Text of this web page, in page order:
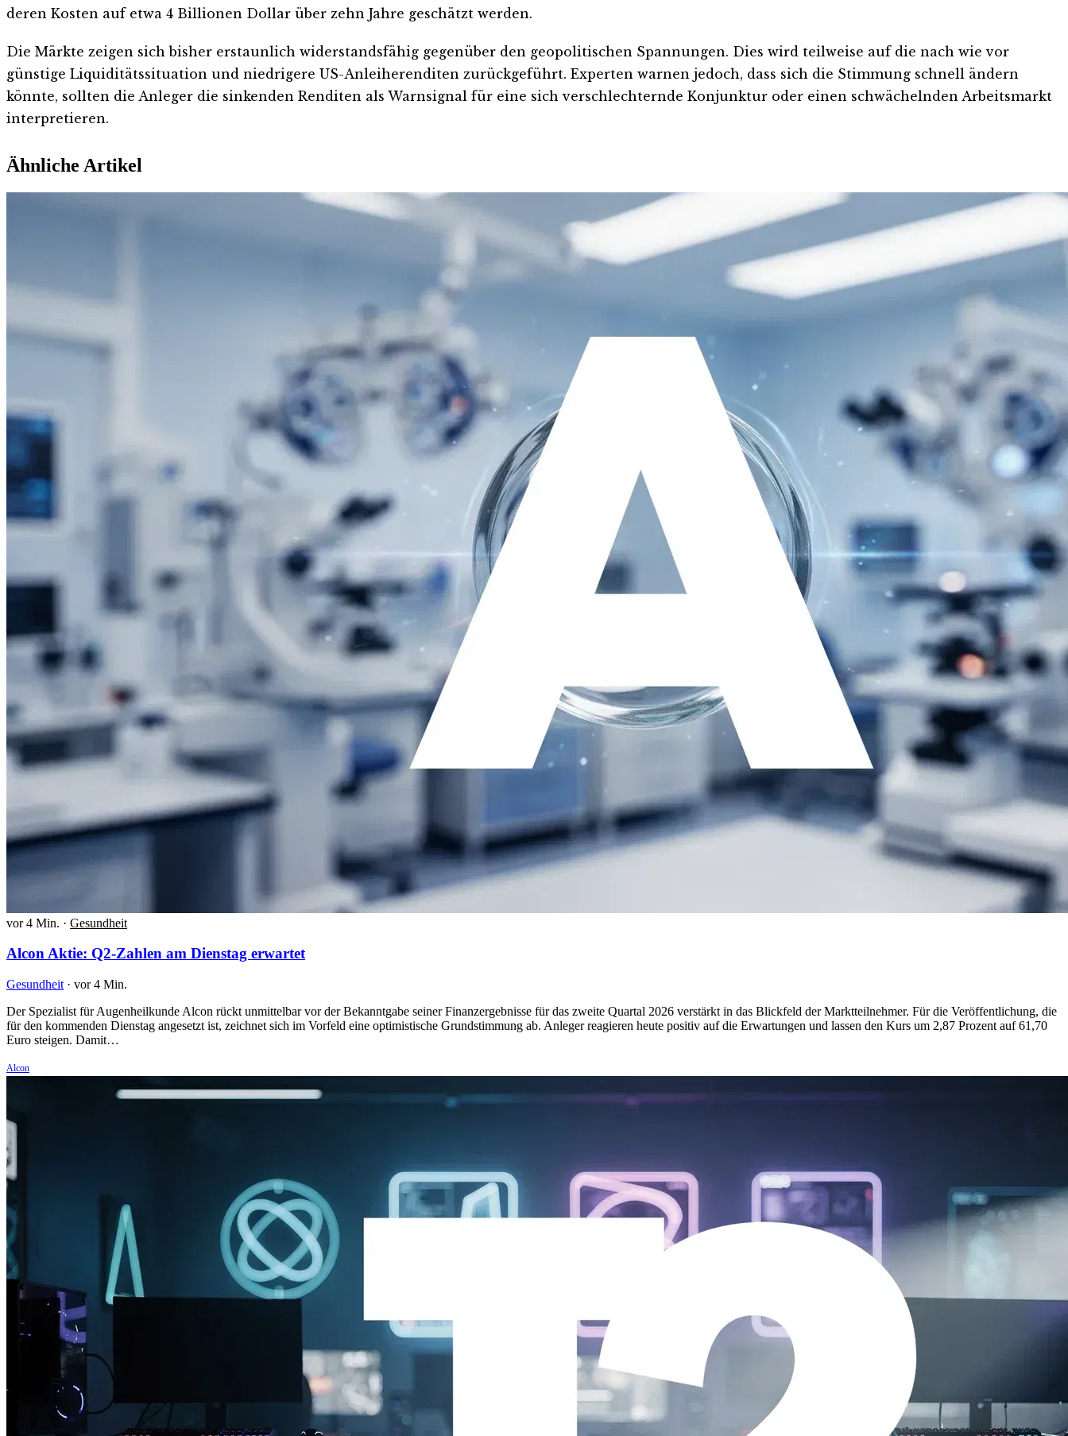
deren Kosten auf etwa 4 Billionen Dollar über zehn Jahre geschätzt werden.
Die Märkte zeigen sich bisher erstaunlich widerstandsfähig gegenüber den geopolitischen Spannungen. Dies wird teilweise auf die nach wie vor
günstige Liquiditätssituation und niedrigere US-Anleiherenditen zurückgeführt. Experten warnen jedoch, dass sich die Stimmung schnell ändern
könnte, sollten die Anleger die sinkenden Renditen als Warnsignal für eine sich verschlechternde Konjunktur oder einen schwächelnden Arbeitsmarkt
interpretieren.
Ähnliche Artikel
vor 4 Min. · Gesundheit
Alcon Aktie: Q2-Zahlen am Dienstag erwartet
Gesundheit · vor 4 Min.
Der Spezialist für Augenheilkunde Alcon rückt unmittelbar vor der Bekanntgabe seiner Finanzergebnisse für das zweite Quartal 2026 verstärkt in das Blickfeld der Marktteilnehmer. Für die Veröffentlichung, die
für den kommenden Dienstag angesetzt ist, zeichnet sich im Vorfeld eine optimistische Grundstimmung ab. Anleger reagieren heute positiv auf die Erwartungen und lassen den Kurs um 2,87 Prozent auf 61,70
Euro steigen. Damit…
Alcon